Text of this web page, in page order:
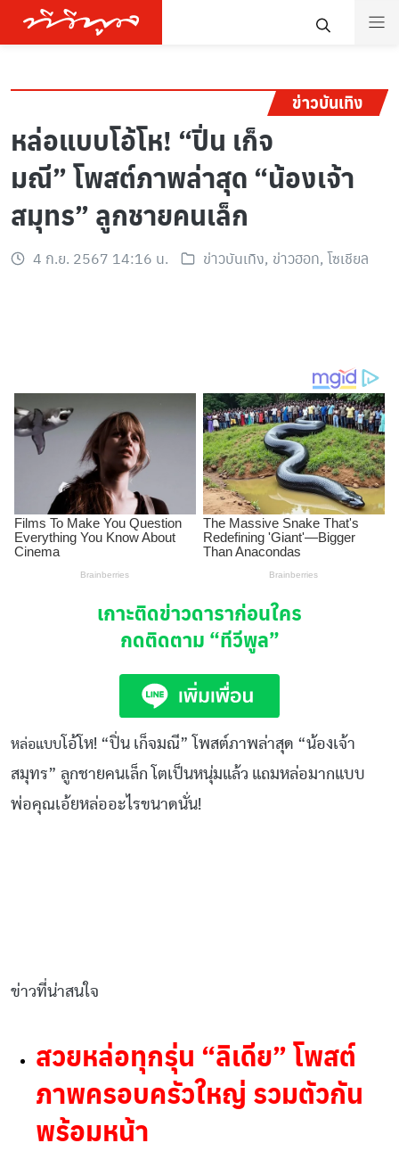
ข่าวบันเทิง
หล่อแบบโอ้โห! “ปิ่น เก็จ
มณี” โพสต์ภาพล่าสุด “น้องเจ้า
สมุทร” ลูกชายคนเล็ก
4 ก.ย. 2567 14:16 น. ข่าวบันเทิง, ข่าวฮอท, โซเชียล
เกาะติดข่าวดาราก่อนใคร
กดติดตาม “ทีวีพูล”
หล่อแบบโอ้โห! “ปิ่น เก็จมณี” โพสต์ภาพล่าสุด “น้องเจ้า
สมุทร” ลูกชายคนเล็ก โตเป็นหนุ่มแล้ว แถมหล่อมากแบบ
พ่อคุณเอ้ยหล่ออะไรขนาดนั่น!
ข่าวที่น่าสนใจ
สวยหล่อทุกรุ่น “ลิเดีย” โพสต์
ภาพครอบครัวใหญ่ รวมตัวกัน
พร้อมหน้า